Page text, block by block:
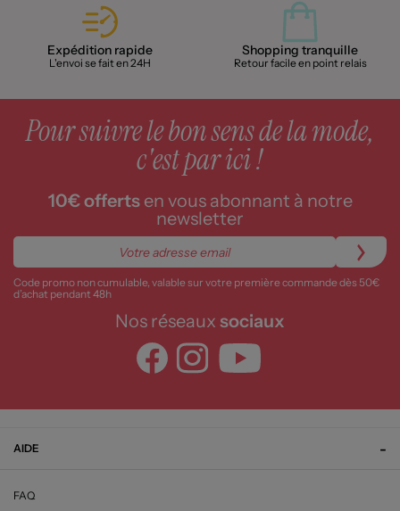
Expédition rapide
L'envoi se fait en 24H
Shopping tranquille
Retour facile en point relais
Pour suivre le bon sens de la mode,
c'est par ici !
10€ offertsen vous abonnant à notre
newsletter
Code promo non cumulable, valable sur votre première commande dès 50€
d’achat pendant 48h
Nos réseaux sociaux
AIDE
FAQ